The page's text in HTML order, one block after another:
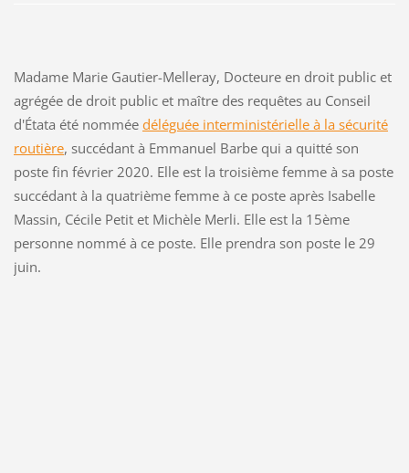
Madame Marie Gautier-Melleray, Docteure en droit public et
agrégée de droit public et maître des requêtes au Conseil
d'Étata été nommée déléguée interministérielle à la sécurité
routière, succédant à Emmanuel Barbe qui a quitté son
poste fin février 2020. Elle est la troisième femme à sa poste
succédant à la quatrième femme à ce poste après Isabelle
Massin, Cécile Petit et Michèle Merli. Elle est la 15ème
personne nommé à ce poste. Elle prendra son poste le 29
juin.